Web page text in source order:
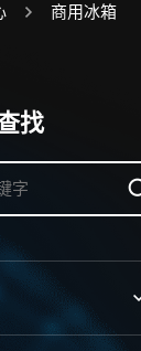
商用冰箱
找